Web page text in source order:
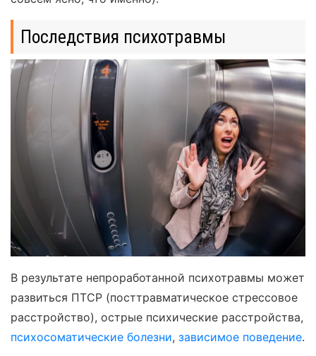
Последствия психотравмы
В результате непроработанной психотравмы может
развиться ПТСР (посттравматическое стрессовое
расстройство), острые психические расстройства,
психосоматические болезни, зависимое поведение.